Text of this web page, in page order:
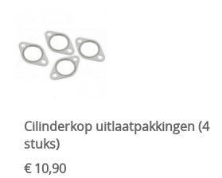
Cilinderkop uitlaatpakkingen (4
stuks)
€ 10,90